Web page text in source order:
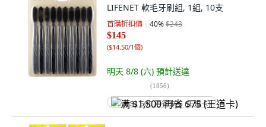
LIFENET 軟毛牙刷組, 1組, 10支
首購折扣價 40%$243
$145
($14.50/1個)
明天 8/8 (六) 預計送達
(1856)
满 $1,500 再省 $75 (王道卡)